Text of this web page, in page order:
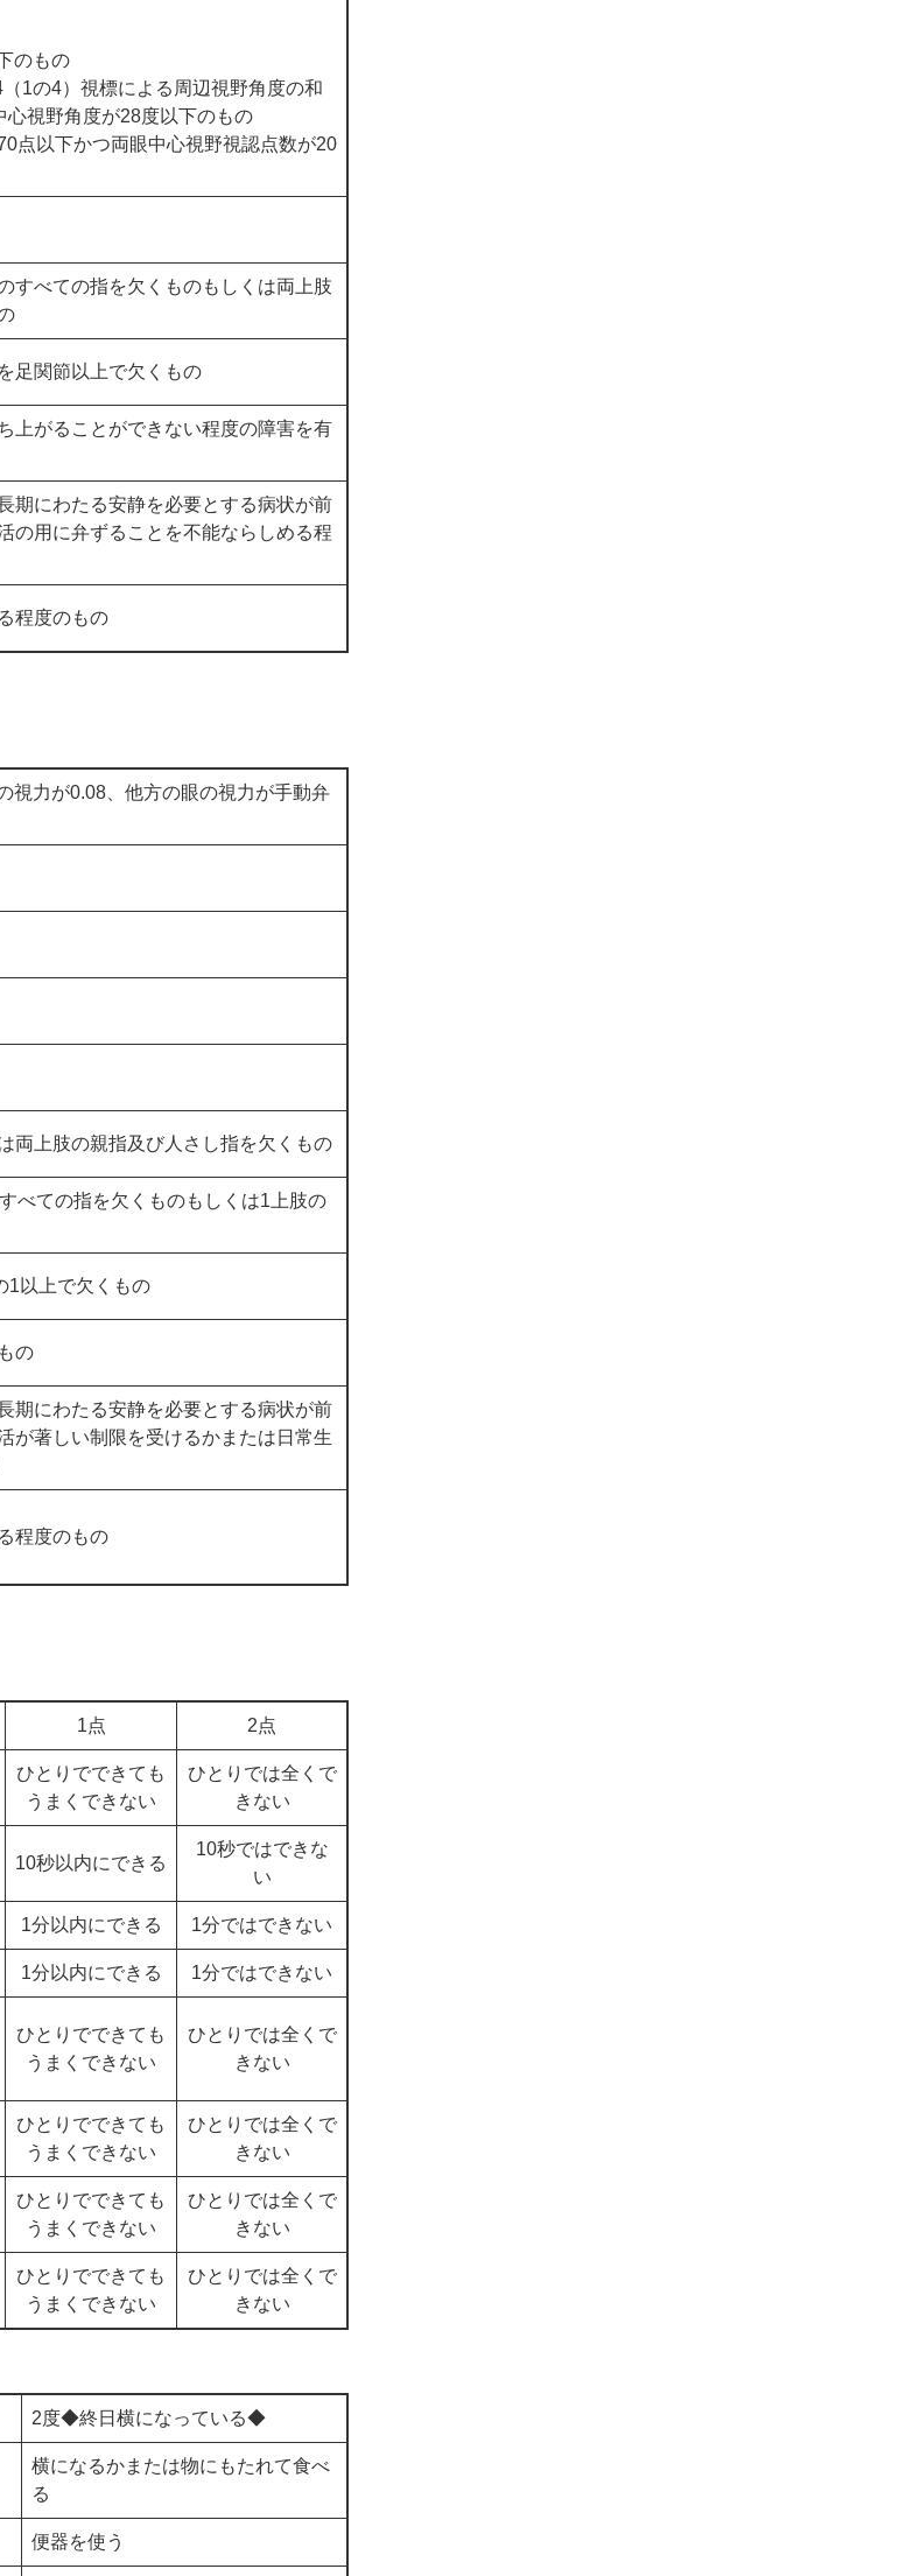
のもの
1の4）視標による周辺視野角度の和
視野角度が28度以下のもの
点以下かつ両眼中心視野視認点数が20
すべての指を欠くものもしくは両上肢
足関節以上で欠くもの
上がることができない程度の障害を有
期にわたる安静を必要とする病状が前
の用に弁ずることを不能ならしめる程
程度のもの
視力が0.08、他方の眼の視力が手動弁
両上肢の親指及び人さし指を欠くもの
べての指を欠くものもしくは1上肢の
1以上で欠くもの
の
期にわたる安静を必要とする病状が前
が著しい制限を受けるかまたは日常生
程度のもの
1点 2点
ひとりでできても
うまくできない
ひとりでは全くで
きない
10秒以内にできる
10秒ではできな
い
1分以内にできる 1分ではできない
1分以内にできる 1分ではできない
ひとりでできても
うまくできない
ひとりでは全くで
きない
ひとりでできても
うまくできない
ひとりでは全くで
きない
ひとりでできても
うまくできない
ひとりでは全くで
きない
ひとりでできても
うまくできない
ひとりでは全くで
きない
2度◆終日横になっている◆
横になるかまたは物にもたれて食べ
る
便器を使う